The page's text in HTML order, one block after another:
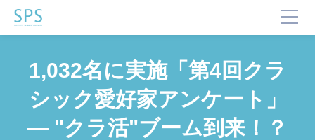
TOP
SPSが選ばれる理由
事業内容と提供サービス
企業・ブランドの価値向上
1,032名に実施「第4回クラ
シック愛好家アンケート」
― "クラ活"ブーム到来！？